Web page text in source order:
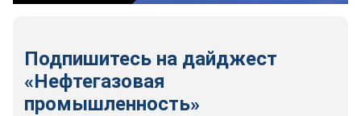
Подпишитесь на дайджест
«Нефтегазовая
промышленность»